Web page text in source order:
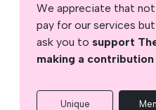
We appreciate that
pay for our services
ask you to support
making a
Unique